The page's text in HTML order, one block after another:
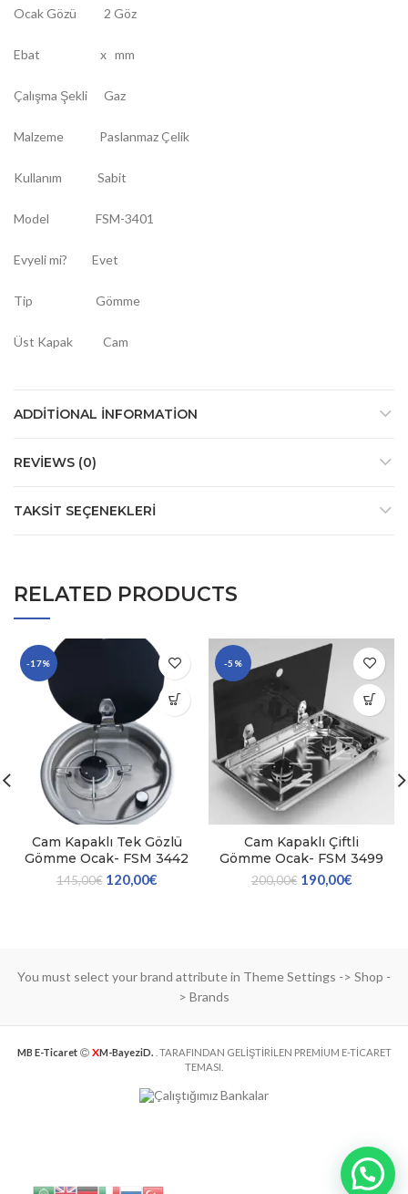
Ocak Gözü 2 Göz
Ebat x mm
Çalışma Şekli Gaz
Malzeme Paslanmaz Çelik
Kullanım Sabit
Model FSM-3401
Evyeli mi? Evet
Tip Gömme
Üst Kapak Cam
ADDITIONAL INFORMATION
REVIEWS (0)
TAKSIT SEÇENEKLERI
RELATED PRODUCTS
-17%
Cam Kapaklı Tek Gözlü
Gömme Ocak- FSM 3442
145,00€ 120,00€
-5%
Cam Kapaklı Çiftli
Gömme Ocak- FSM 3499
200,00€ 190,00€
You must select your brand attribute in Theme Settings -> Shop -
> Brands
MB E-Ticaret XM-BayeziD. . TARAFINDAN GELİŞTİRİLEN PREMİUM E-TİCARET
TEMASI.